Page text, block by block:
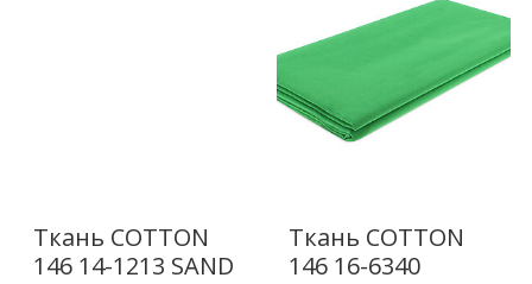
Ткань COTTON
146 14-1213 SAND
Ткань COTTON
146 16-6340